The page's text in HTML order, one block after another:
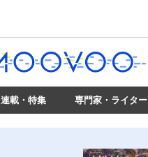
連載・特集 専門家・ライター